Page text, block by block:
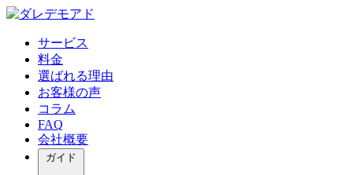
サービス
料金
選ばれる理由
お客様の声
コラム
FAQ
会社概要